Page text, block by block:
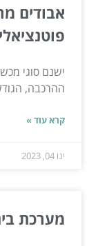
אבודים
ישנם סוגי
ההרכבה,
קרא עוד »
ינו 04, 2023
מערכת